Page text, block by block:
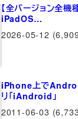
【全バージョン全機
iPadOS…
2026-05-12
iPhone上で
リ「iAndroid」
2011-06-03